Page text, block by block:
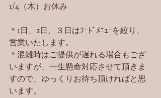
1/4（木）お休み
＊1日、2日、３日はﾌｰﾄﾞﾒﾆｭｰを絞り、
営業いたします。
＊混雑時はご提供が遅れる場合もござ
いますが、一生懸命対応させて頂きま
すので、ゆっくりお待ち頂ければと思
います。